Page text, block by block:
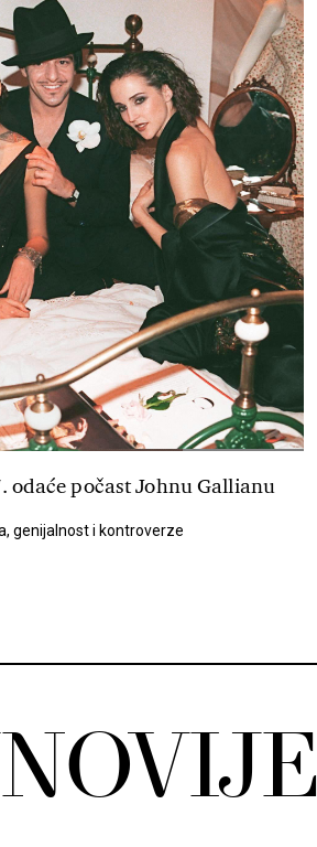
odaće počast Johnu Gallianu
genijalnost i kontroverze